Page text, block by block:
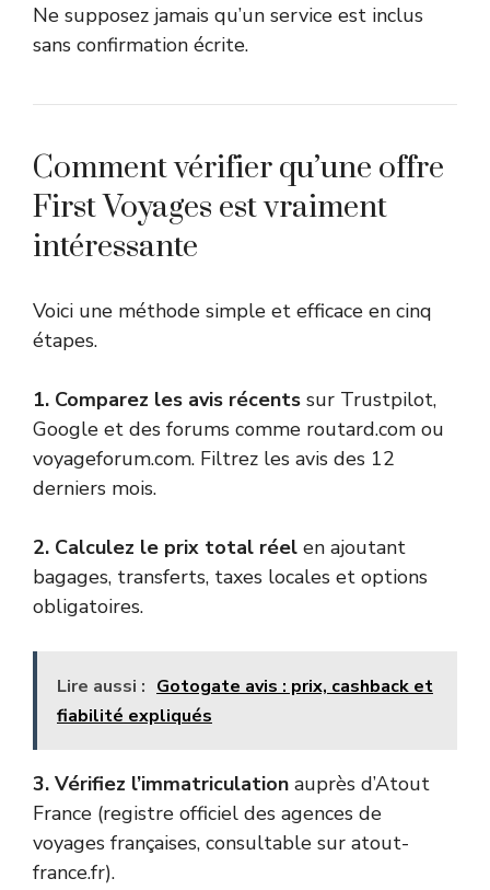
Ne supposez jamais qu’un service est inclus
sans confirmation écrite.
Comment vérifier qu’une offre
First Voyages est vraiment
intéressante
Voici une méthode simple et efficace en cinq
étapes.
1. Comparez les avis récents sur Trustpilot,
Google et des forums comme routard.com ou
voyageforum.com. Filtrez les avis des 12
derniers mois.
2. Calculez le prix total réel en ajoutant
bagages, transferts, taxes locales et options
obligatoires.
Lire aussi : Gotogate avis : prix, cashback et
fiabilité expliqués
3. Vérifiez l’immatriculation auprès d’Atout
France (registre officiel des agences de
voyages françaises, consultable sur atout-
france.fr).